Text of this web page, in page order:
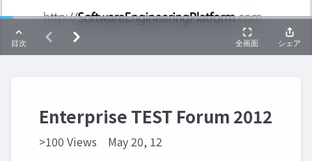
Enterprise TEST Forum 2012
>100 Views May 20, 12